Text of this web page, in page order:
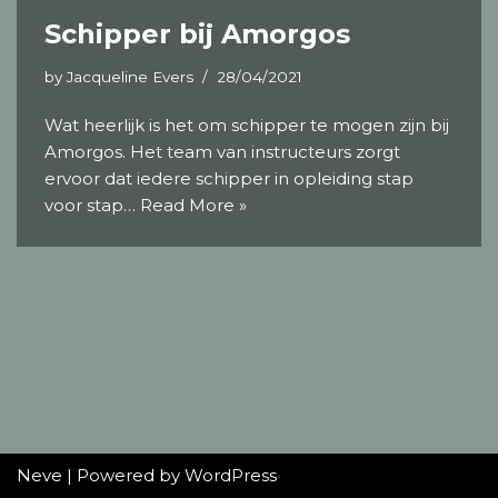
Schipper bij Amorgos
by Jacqueline Evers 28/04/2021
Wat heerlijk is het om schipper te mogen zijn bij
Amorgos. Het team van instructeurs zorgt
ervoor dat iedere schipper in opleiding stap
voor stap… Read More »
Neve | Powered by WordPress